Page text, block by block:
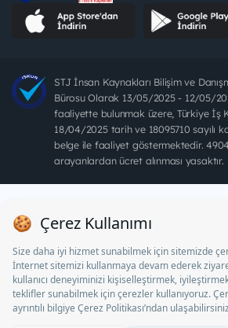
STJ İnsan Kaynakları Bilişim ve
Bürosu Olarak 13/05/2025 - 12/05/
faaliyette bulunmak üzere, Türkiye İş
18/04/2025 tarih ve 18095710 sayılı
belge ile faaliyet göstermektedir. 4904
arayanlardan ücret alınması yasaktır.